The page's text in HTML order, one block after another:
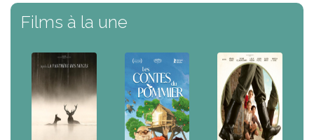
Films à la une